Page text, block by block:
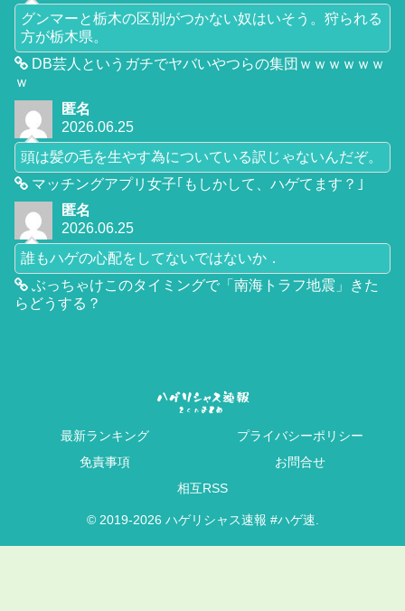
グンマーと栃木の区別がつかない奴はいそう。狩られる
方が栃木県。
DB芸人というガチでヤバいやつらの集団ｗｗｗｗｗｗ
ｗ
匿名
2026.06.25
頭は髪の毛を生やす為についている訳じゃないんだぞ。
マッチングアプリ女子｢もしかして、ハゲてます？｣
匿名
2026.06.25
誰もハゲの心配をしてないではないか．
ぶっちゃけこのタイミングで「南海トラフ地震」きた
らどうする？
最新ランキング
プライバシーポリシー
免責事項
お問合せ
相互RSS
© 2019-2026 ハゲリシャス速報 #ハゲ速.